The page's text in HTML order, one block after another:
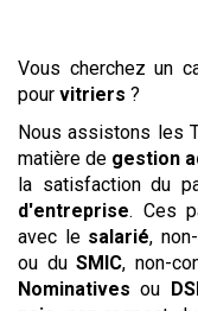
Vous cherchez un
pour vitriers ?
Nous assistons les
matière de gestion
la satisfaction du
d'entreprise. Ces
avec le salarié,
ou duSMIC, non-
Nominatives ou